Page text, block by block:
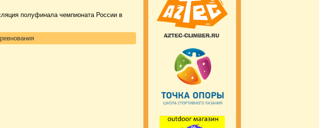
полуфинала чемпионата России в